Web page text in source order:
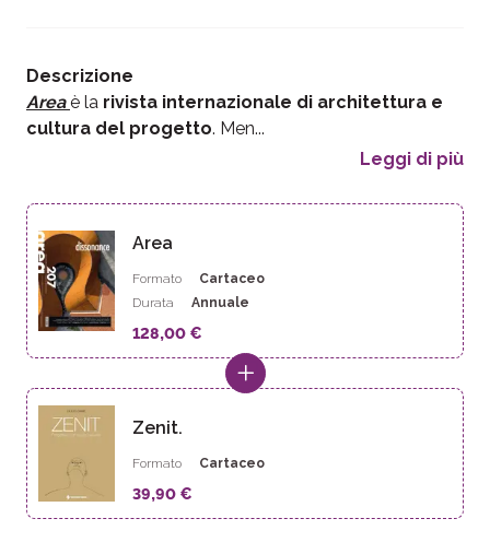
Area
Formato
Cartaceo
Durata
Annuale
128,00 €
Zenit.
Formato Cartaceo
39,90 €
Descrizione
Area è la rivista internazionale di architettura e
cultura del progetto. Men...
Leggi di più